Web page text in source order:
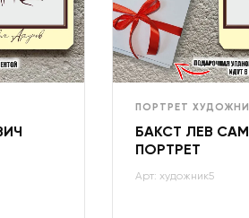
ПОРТРЕТ
БАКСТ ЛЕВ
ПОРТРЕТ
Арт: художник5